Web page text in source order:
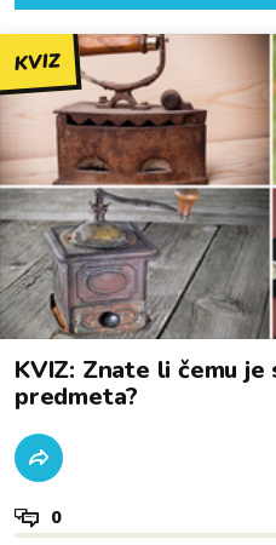
KVIZ
KVIZ: Znate li čemu
predmeta?
0